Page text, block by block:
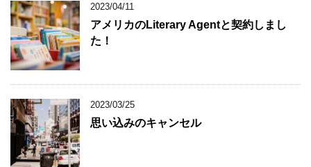
2023/04/11
アメリカのLiterary Agentと契約しまし
た！
2023/03/25
思い込みのキャンセル